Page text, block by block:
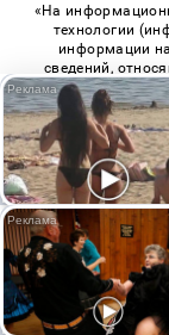
«На
технологии
информации
сведений,
«Интернет»,
технологий в
© 2026